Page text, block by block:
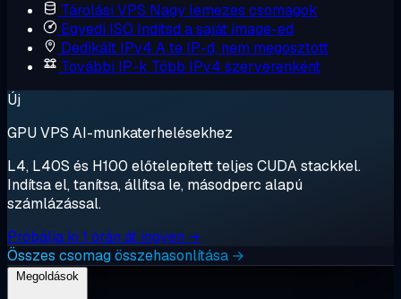
Tárolási VPS Nagy lemezes csomagok
Egyedi ISO Indítsd a saját image-ed
Dedikált IPv4 A te IP-d, nem megosztott
További IP-k Több IPv4 szerverenként
Új
GPU VPS AI-munkaterhelésekhez
L4, L40S és H100 előtelepített teljes CUDA stackkel.
Indítsa el, tanítsa, állítsa le, másodperc alapú
számlázással.
Próbálja ki 1 órán át ingyen →
Összes csomag összehasonlítása →